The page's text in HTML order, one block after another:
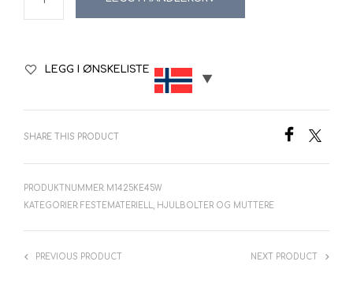
kr109.00.kr76.30.
LEGG I ØNSKELISTE
SHARE THIS PRODUCT
PRODUKTNUMMER: M1425KE45W
KATEGORIER: FESTEMATERIELL, HJULBOLTER OG MUTTERE
PREVIOUS PRODUCT NEXT PRODUCT